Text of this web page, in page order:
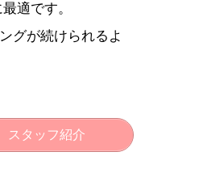
適です。
グが続けられるよ
スタッフ紹介